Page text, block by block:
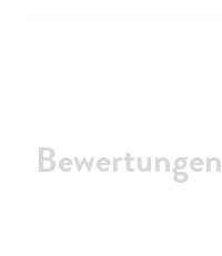
Bewertungen